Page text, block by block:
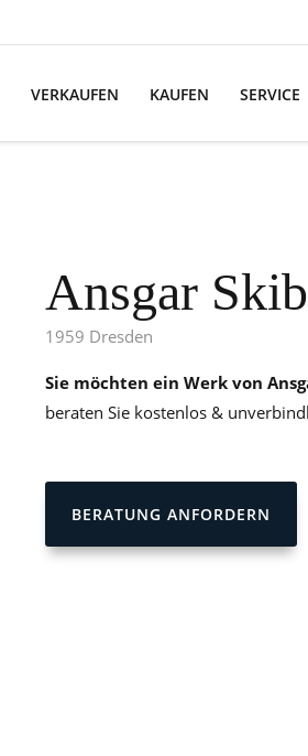
VERKAUFEN KAUFEN SERVICE
Ansgar
1959 Dresden
Sie möchten ein Werk von
beraten Sie kostenlos &
BERATUNG ANFORDERN